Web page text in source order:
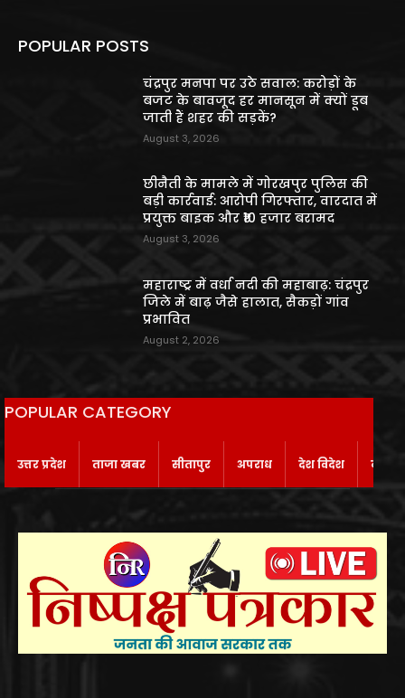
POPULAR POSTS
चंद्रपुर मनपा पर उठे सवाल: करोड़ों के
बजट के बावजूद हर मानसून में क्यों डूब
जाती हैं शहर की सड़कें?
August 3, 2026
छीनैती के मामले में गोरखपुर पुलिस की
बड़ी कार्रवाई: आरोपी गिरफ्तार, वारदात में
प्रयुक्त बाइक और ₹10 हजार बरामद
August 3, 2026
महाराष्ट्र में वर्धा नदी की महाबाढ़: चंद्रपुर
जिले में बाढ़ जैसे हालात, सैकड़ों गांव
प्रभावित
August 2, 2026
POPULAR CATEGORY
उत्तर प्रदेश ताजा खबर सीतापुर अपराध देश विदेश